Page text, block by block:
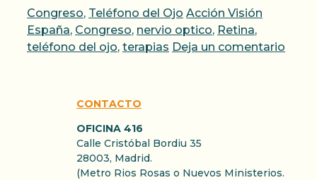
Categorías
Congreso, Teléfono del Ojo Etiquetas
Acción Visión
España, Congreso, nervio optico, Retina,
teléfono del ojo, terapias Deja un comentario
CONTACTO
OFICINA 416
Calle Cristóbal Bordiu 35
28003, Madrid.
(Metro Rios Rosas o Nuevos Ministerios.